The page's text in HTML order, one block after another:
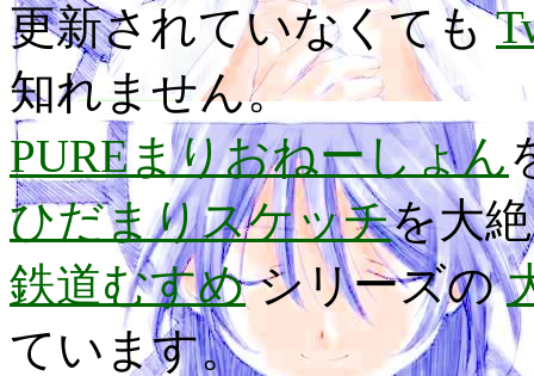
更新されていなくても
知れません。
PUREまりおねーしょん
ひだまりスケッチを大
鉄道むすめシリーズの
ています。